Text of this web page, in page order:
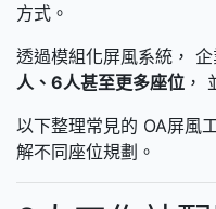
方式。
透過模組化屏風系統，
人、6人甚至更多座位 ，
以下整理常見的 OA屏風
解不同座位規劃。